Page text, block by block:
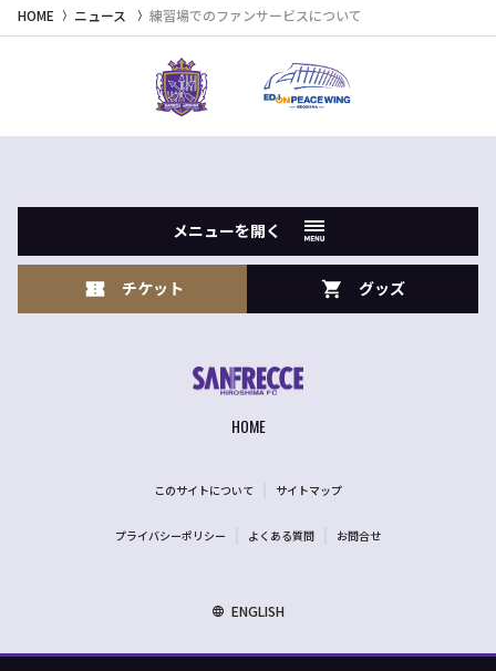
HOME ニュース 練習場でのファンサービスについて
メニューを開く
チケット グッズ
HOME
このサイトについて サイトマップ
プライバシーポリシー よくある質問 お問合せ
ENGLISH